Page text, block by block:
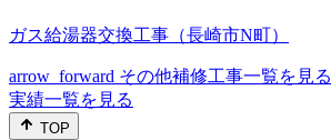
ガス給湯器交換工事（長崎市N町）
arrow_forward その他補修工事一覧を見る
実績一覧を見る
TOP